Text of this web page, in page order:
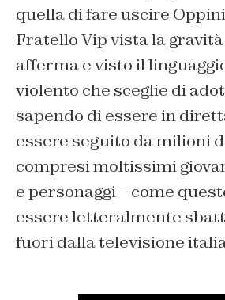
quella di fare uscire
Fratello Vip vista la
afferma e visto il
violento che sceglie di
sapendo di essere in
essere seguito da milioni
compresi moltissimi
e personaggi – come
essere letteralmente
fuori dalla televisione